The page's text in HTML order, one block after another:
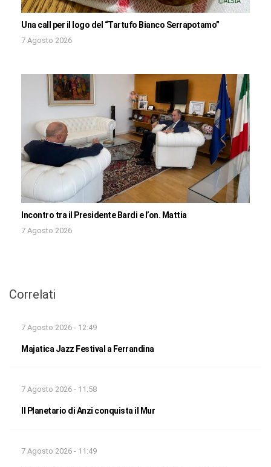
Una call per il logo del “Tartufo Bianco Serrapotamo”
7 Agosto 2026
Incontro tra il Presidente Bardi e l’on. Mattia
7 Agosto 2026
Correlati
7 Agosto 2026 - 12:49
Majatica Jazz Festival a Ferrandina
7 Agosto 2026 - 11:58
Il Planetario di Anzi conquista il Mur
7 Agosto 2026 - 11:49